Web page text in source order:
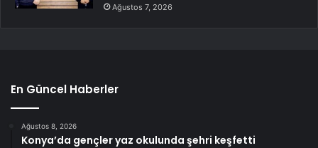
Ağustos 7, 2026
En Güncel Haberler
Ağustos 8, 2026
Konya’da gençler yaz okulunda şehri keşfetti